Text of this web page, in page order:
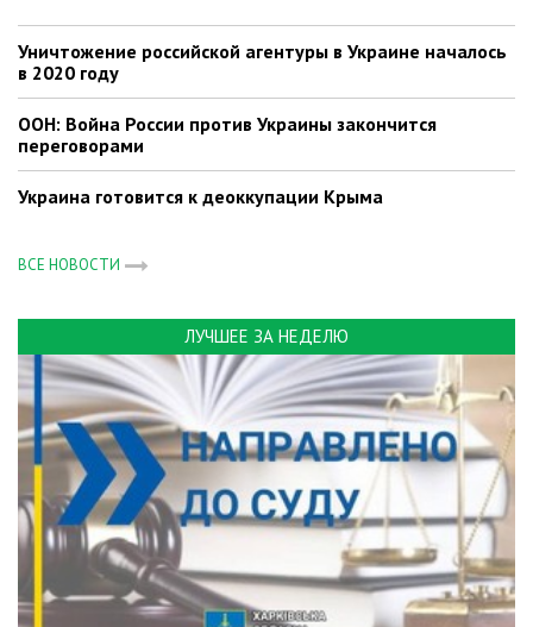
Уничтожение российской агентуры в Украине началось
в 2020 году
ООН: Война России против Украины закончится
переговорами
Украина готовится к деоккупации Крыма
ВСЕ НОВОСТИ
ЛУЧШЕЕ ЗА НЕДЕЛЮ